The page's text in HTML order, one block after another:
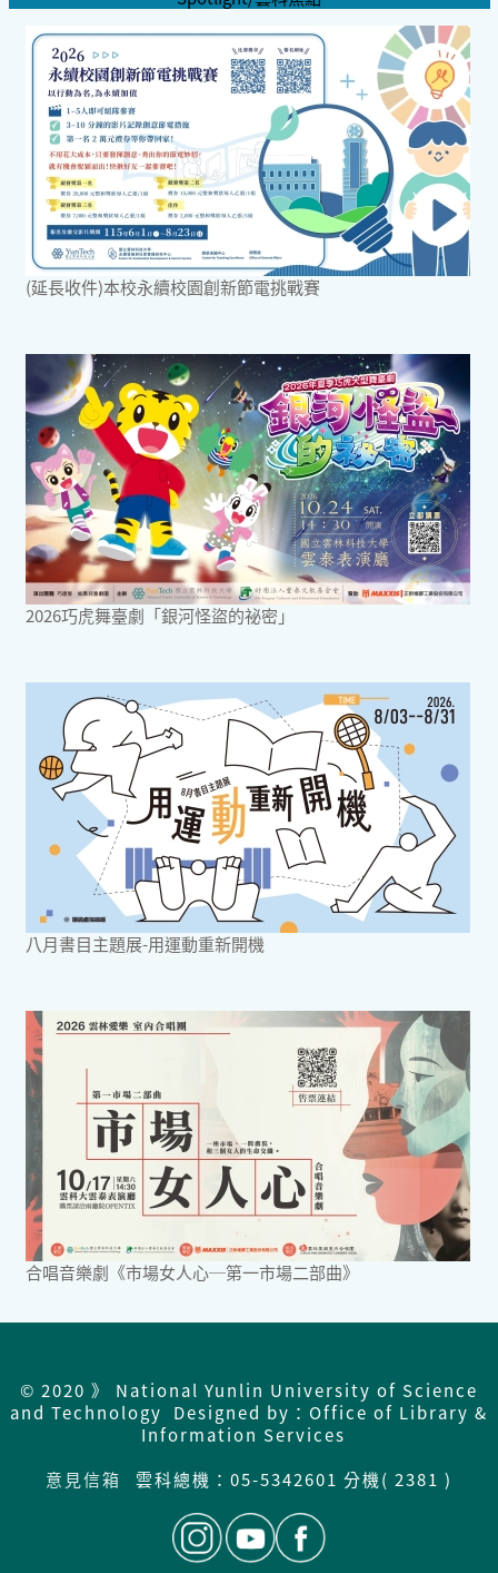
(延長收件)本校永續校園創新節電挑戰賽
2026巧虎舞臺劇「銀河怪盜的祕密」
八月書目主題展-用運動重新開機
合唱音樂劇《市場女人心─第一市場二部曲》
© 2020 》 National Yunlin University of Science
and Technology Designed by：Office of Library &
Information Services
意見信箱
雲科總機： 05-5342601 分機( 2381 )